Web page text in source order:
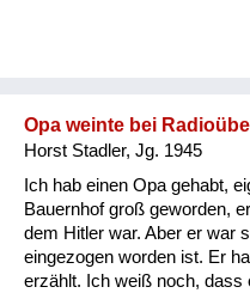
natürlich doch sehr
Verschleppungen, die auch
Opa weinte bei
Horst Stadler, Jg. 1945
Ich hab einen Opa gehabt,
Bauernhof groß geworden,
dem Hitler war. Aber er war
eingezogen worden ist. Er
erzählt. Ich weiß noch, dass